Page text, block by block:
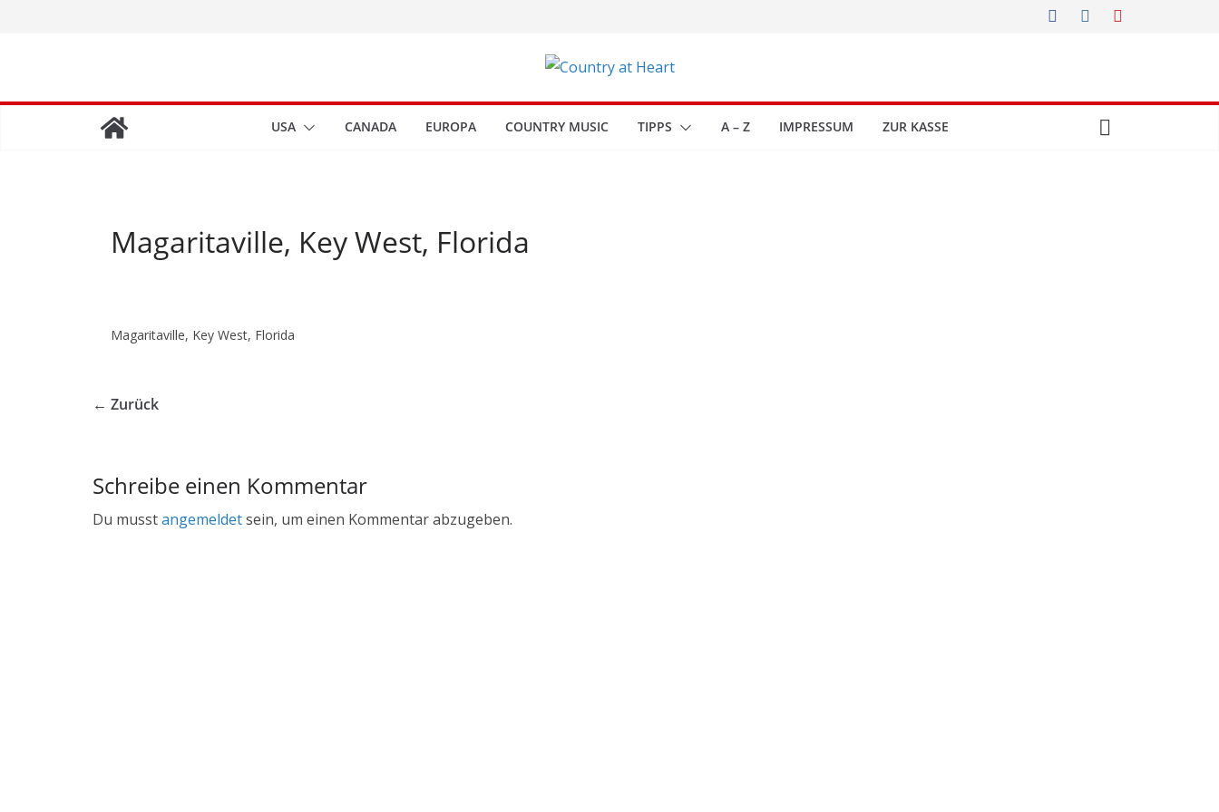
USA CANADA EUROPA COUNTRY MUSIC TIPPS A – Z IMPRESSUM ZUR KASSE
Magaritaville, Key West, Florida
Magaritaville, Key West, Florida
← Zurück
Schreibe einen Kommentar
Du musstangemeldetsein, um einen Kommentar abzugeben.